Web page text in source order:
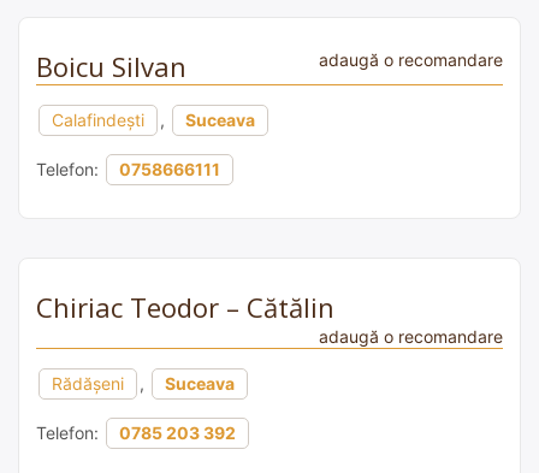
Boicu Silvan adaugă o recomandare
Calafindești , Suceava
Telefon: 0758666111
Chiriac Teodor – Cătălin
adaugă o recomandare
Rădășeni , Suceava
Telefon: 0785 203 392